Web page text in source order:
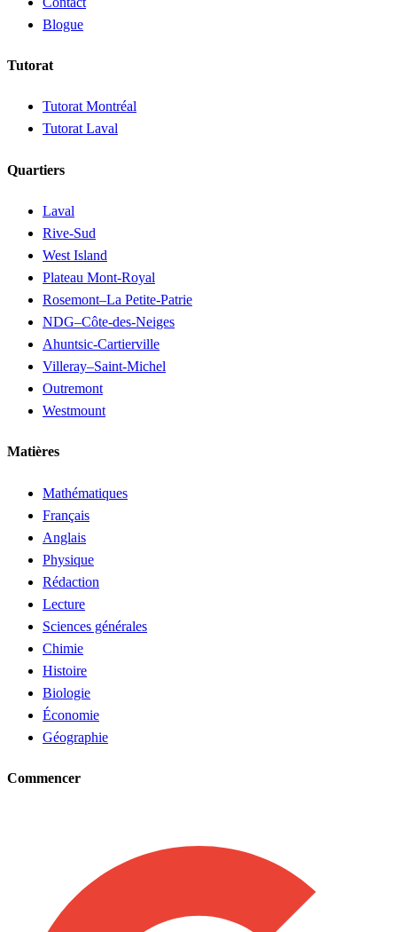
Blogue
Tutorat
Tutorat Montréal
Tutorat Laval
Quartiers
Laval
Rive-Sud
West Island
Plateau Mont-Royal
Rosemont–La Petite-Patrie
NDG–Côte-des-Neiges
Ahuntsic-Cartierville
Villeray–Saint-Michel
Outremont
Westmount
Matières
Mathématiques
Français
Anglais
Physique
Rédaction
Lecture
Sciences générales
Chimie
Histoire
Biologie
Économie
Géographie
Commencer